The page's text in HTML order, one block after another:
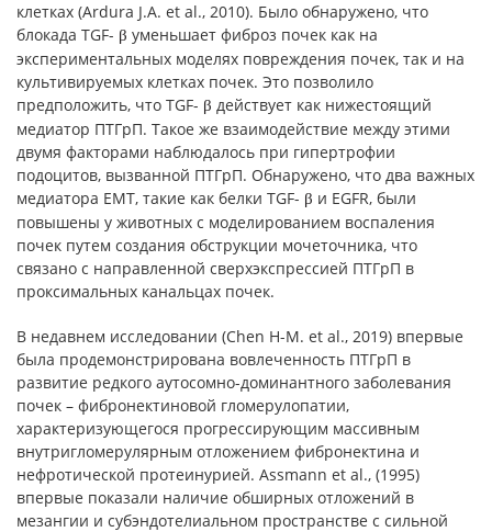
клетках (Ardura J.A. et al., 2010). Было обнаружено, что
блокада TGF- β уменьшает фиброз почек как на
экспериментальных моделях повреждения почек, так и на
культивируемых клетках почек. Это позволило
предположить, что TGF- β действует как нижестоящий
медиатор ПТГрП. Такое же взаимодействие между этими
двумя факторами наблюдалось при гипертрофии
подоцитов, вызванной ПТГрП. Обнаружено, что два важных
медиатора EMT, такие как белки TGF- β и EGFR, были
повышены у животных с моделированием воспаления
почек путем создания обструкции мочеточника, что
связано с направленной сверхэкспрессией ПТГрП в
проксимальных канальцах почек.
В недавнем исследовании (Chen H-M. et al., 2019) впервые
была продемонстрирована вовлеченность ПТГрП в
развитие редкого аутосомно-доминантного заболевания
почек – фибронектиновой гломерулопатии,
характеризующегося прогрессирующим массивным
внутригломерулярным отложением фибронектина и
нефротической протеинурией. Assmann et al., (1995)
впервые показали наличие обширных отложений в
мезангии и субэндотелиальном пространстве с сильной